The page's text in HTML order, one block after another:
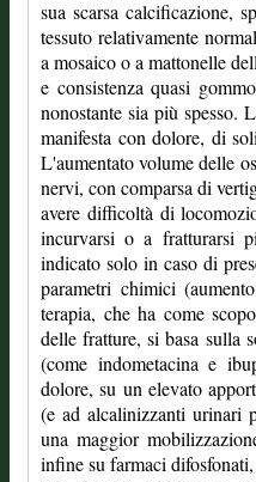
sua scarsa calcificazione,
tessuto relativamente
a mosaico o a mattonelle
e consistenza quasi
nonostante sia più spesso.
manifesta con dolore, di
L'aumentato volume delle
nervi, con comparsa di
avere difficoltà di
incurvarsi o a fratturarsi
indicato solo in caso di
parametri chimici
terapia, che ha come
delle fratture, si basa sulla
(come indometacina e
dolore, su un elevato
(e ad alcalinizzanti urinari
una maggior
infine su farmaci